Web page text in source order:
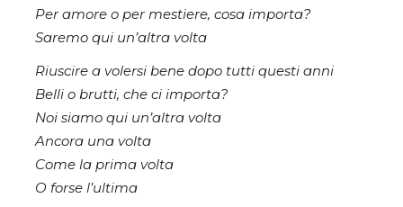
Per amore o per mestiere, cosa importa?
Saremo qui un’altra volta
Riuscire a volersi bene dopo tutti questi anni
Belli o brutti, che ci importa?
Noi siamo qui un’altra volta
Ancora una volta
Come la prima volta
O forse l’ultima